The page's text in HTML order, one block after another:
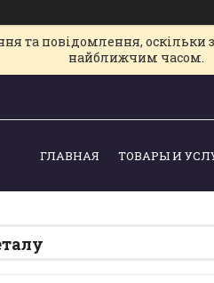
повідомлення, оскільки
найближчим часом.
ГЛАВНАЯ ТОВАРЫ И